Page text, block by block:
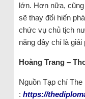
lớn. Hơn nữa,
sẽ thay đổi hiến
chức vụ chủ tịch
năng đây chỉ là giải
Hoàng Trang –
Nguồn Tạp chí The
: https://